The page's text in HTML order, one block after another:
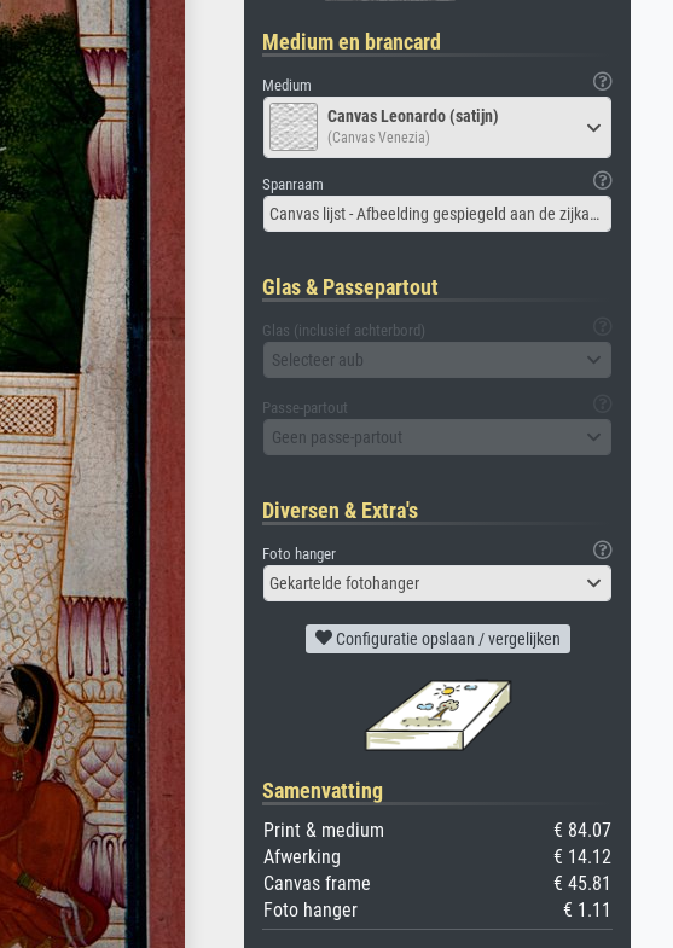
Medium en brancard
Medium
Canvas Leonardo (satijn)
(Canvas Venezia)
Spanraam
Canvas lijst - Afbeelding gespiegeld aan de zijkant
Glas & Passepartout
Glas (inclusief achterbord)
Selecteer aub
Passe-partout
Geen passe-partout
Diversen & Extra's
Foto hanger
Gekartelde fotohanger
Configuratie opslaan / vergelijken
Samenvatting
Print & medium
€ 84.07
Afwerking
€ 14.12
Canvas frame
€ 45.81
Foto hanger
€ 1.11